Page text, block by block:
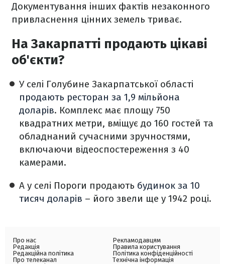
Документування інших фактів незаконного
привласнення цінних земель триває.
На Закарпатті продають цікаві
об'єкти?
У селі Голубине Закарпатської області
продають ресторан за 1,9 мільйона
доларів. Комплекс має площу 750
квадратних метри, вміщує до 160 гостей та
обладнаний сучасними зручностями,
включаючи відеоспостереження з 40
камерами.
А у селі Пороги продають будинок за 10
тисяч доларів – його звели ще у 1942 році.
Про нас
Редакція
Редакційна політика
Про телеканал
Рекламодавцям
Правила користування
Політика конфіденційності
Технічна інформація